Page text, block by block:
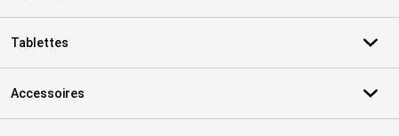
Tablettes
Accessoires